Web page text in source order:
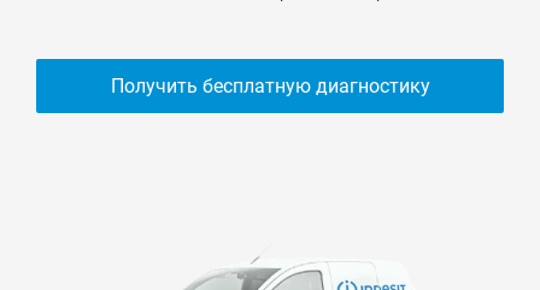
Получить бесплатную диагностику